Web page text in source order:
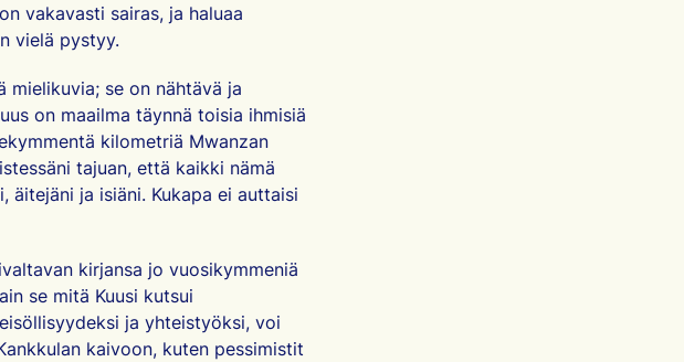
vakavasti sairas, ja haluaa
vielä pystyy.
mielikuvia; se on nähtävä ja
on maailma täynnä toisia ihmisiä
kilometriä Mwanzan
tajuan, että kaikki nämä
äitejäni ja isiäni. Kukapa ei auttaisi
kirjansa jo vuosikymmeniä
se mitä Kuusi kutsui
ja yhteistyöksi, voi
kaivoon, kuten pessimistit